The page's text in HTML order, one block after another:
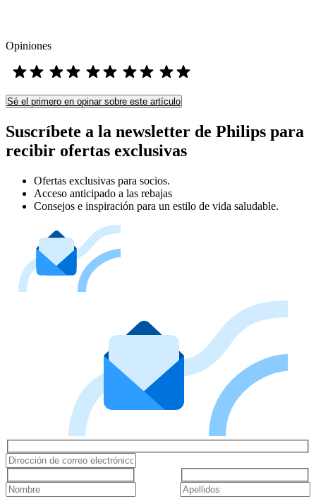
Opiniones
Sé el primero en opinar sobre este artículo
Suscríbete a la newsletter de Philips para
recibir ofertas exclusivas
Ofertas exclusivas para socios.
Acceso anticipado a las rebajas
Consejos e inspiración para un estilo de vida saludable.